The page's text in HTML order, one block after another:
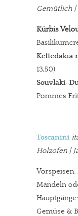
Gemütlich |
Kürbis
Keftedakia
13,50)
Souvlaki-
Pommes
Toscanini
Holzofen |
Vorspeisen:
Mandeln
Hauptgänge:
Gemüse &